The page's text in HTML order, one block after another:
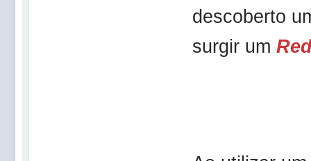
descoberto
surgir um